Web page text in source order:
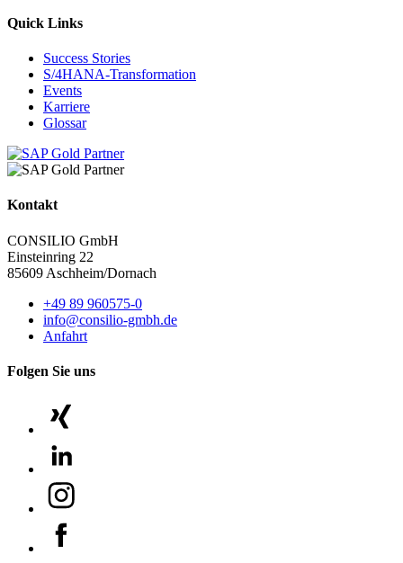
Quick Links
Success Stories
S/4HANA-Transformation
Events
Karriere
Glossar
Kontakt
CONSILIO GmbH
Einsteinring 22
85609 Aschheim/Dornach
+49 89 960575-0
info@consilio-gmbh.de
Anfahrt
Folgen Sie uns